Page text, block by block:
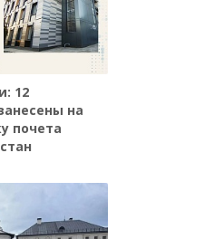
12
на
почета